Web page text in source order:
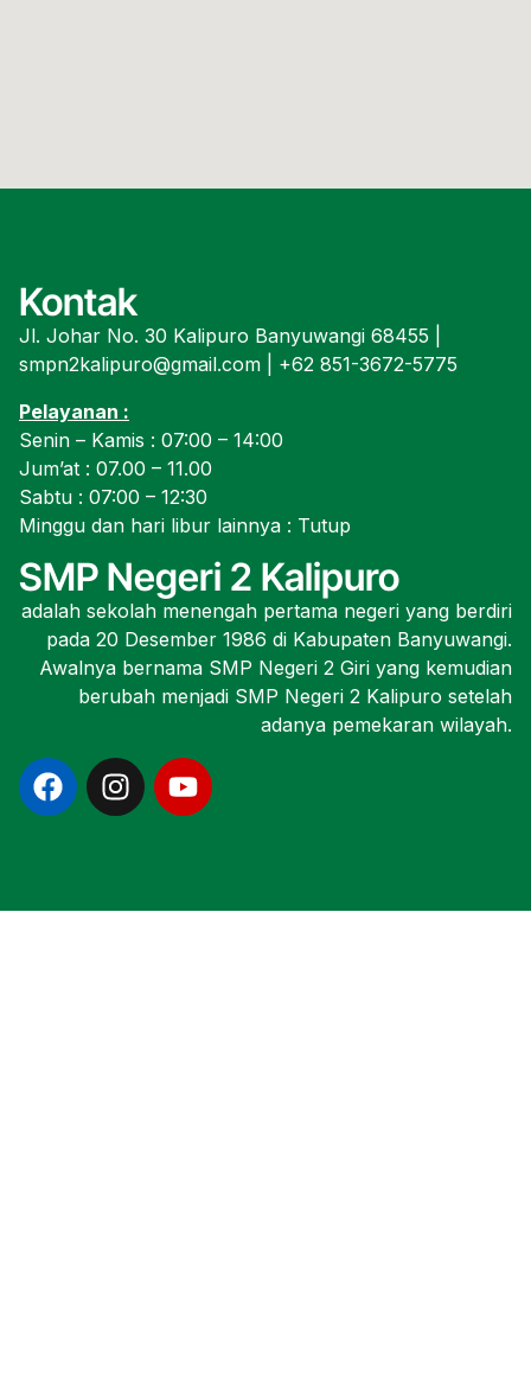
Kontak
Jl. Johar No. 30 Kalipuro Banyuwangi 68455 |
smpn2kalipuro@gmail.com | +62 851-3672-5775
Pelayanan :
Senin – Kamis : 07:00 – 14:00
Jum’at : 07.00 – 11.00
Sabtu : 07:00 – 12:30
Minggu dan hari libur lainnya : Tutup
SMP Negeri 2 Kalipuro
adalah sekolah menengah pertama negeri yang berdiri
pada 20 Desember 1986 di Kabupaten Banyuwangi.
Awalnya bernama SMP Negeri 2 Giri yang kemudian
berubah menjadi SMP Negeri 2 Kalipuro setelah
adanya pemekaran wilayah.